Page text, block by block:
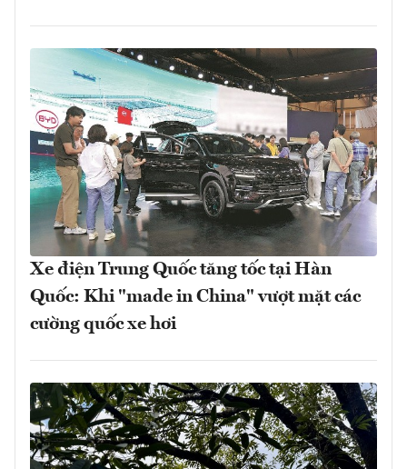
Xe điện Trung Quốc tăng tốc tại Hàn
Quốc: Khi "made in China" vượt mặt các
cường quốc xe hơi